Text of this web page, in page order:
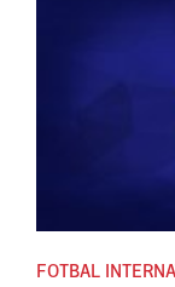
FOTBAL